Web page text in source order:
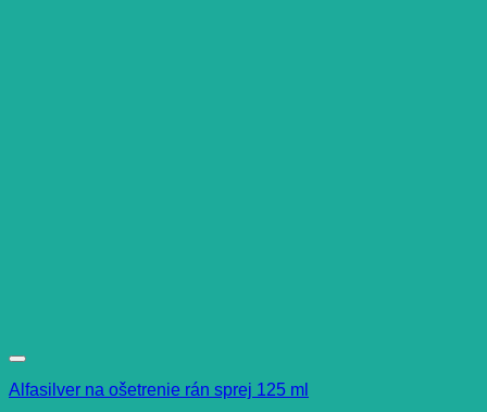
Alfasilver na ošetrenie rán sprej 125 ml